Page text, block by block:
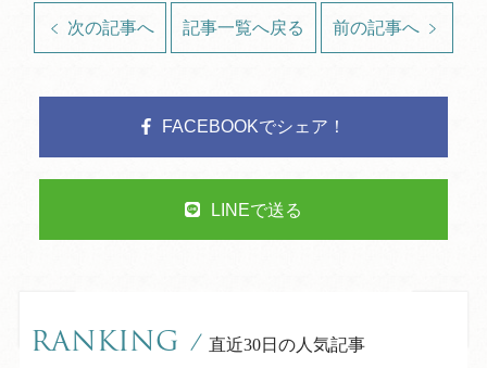
次の記事へ 記事一覧へ戻る 前の記事へ
FACEBOOKでシェア！
LINEで送る
RANKING / 直近30日の人気記事